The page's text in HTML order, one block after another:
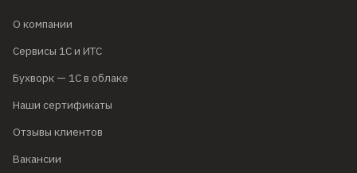
О компании
Сервисы 1С и ИТС
Бухворк — 1С в облаке
Наши сертификаты
Отзывы клиентов
Вакансии